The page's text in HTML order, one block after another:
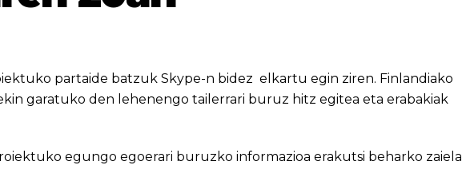
partaide batzuk Skype-n bidez elkartu egin ziren. Finlandiako
garatuko den lehenengo tailerrari buruz hitz egitea eta erabakiak
egungo egoerari buruzko informazioa erakutsi beharko zaiela